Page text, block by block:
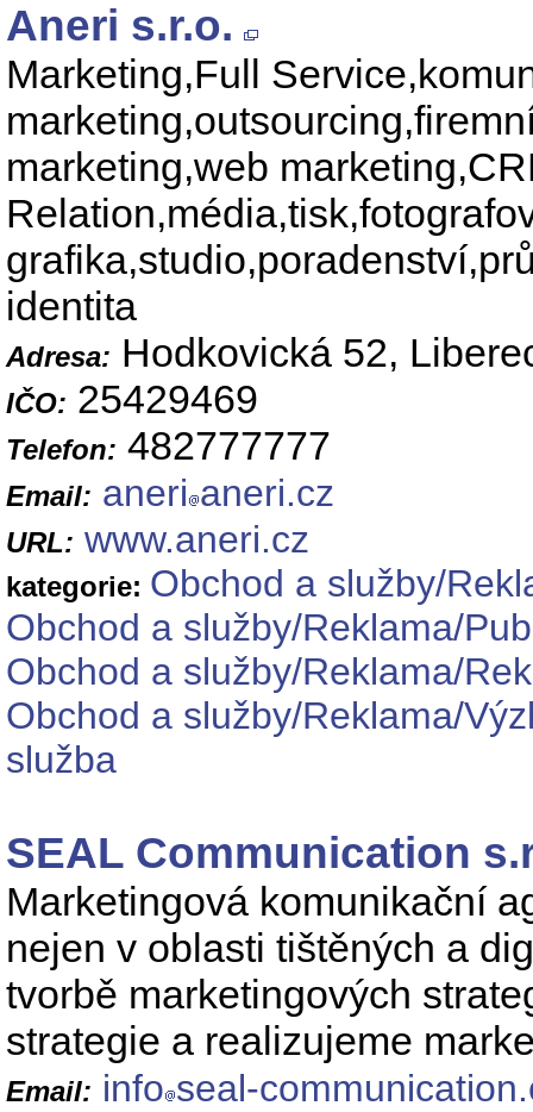
Aneri s.r.o.
Marketing,Full
marketing,web
identita
Adresa: Hodkovická 52,
IČO: 25429469
Telefon: 482777777
Email: aneri aneri.cz
URL: www.aneri.cz
kategorie: Obchod a služby/
Obchod a služby/Reklama/
Obchod a služby/Reklama/
Obchod a služby/Reklama/
služba
SEAL Communication
Marketingová komunikační
nejen v oblasti tištěných a
tvorbě marketingových
strategie a realizujeme
Email: info seal-